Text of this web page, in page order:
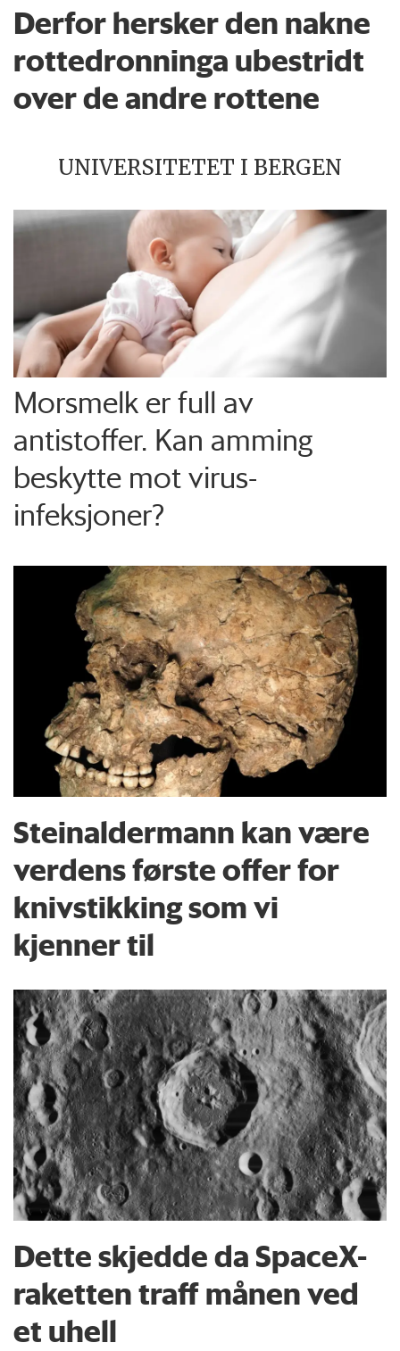
Derfor hersker den nakne
rottedronninga ubestridt
over de andre rottene
UNIVERSITETET I BERGEN
Morsmelk er full av
antistoffer. Kan amming
beskytte mot virus-
infeksjoner?
Steinaldermann kan være
verdens første offer for
knivstikking som vi
kjenner til
Dette skjedde da SpaceX-
raketten traff månen ved
et uhell